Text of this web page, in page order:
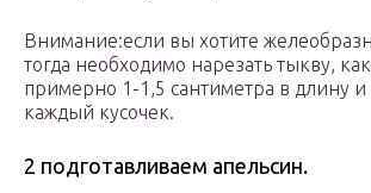
Внимание:если вы хотите
тогда необходимо нарезать тыкву,
примерно 1-1,5 сантиметра в длину
каждый кусочек.
2 подготавливаем апельсин.